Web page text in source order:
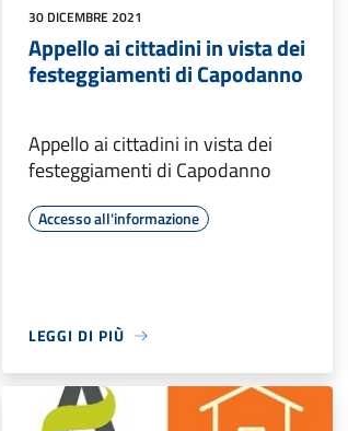
30 DICEMBRE 2021
Appello ai cittadini in vista dei
festeggiamenti di Capodanno
Appello ai cittadini in vista dei
festeggiamenti di Capodanno
Accesso all'informazione
LEGGI DI PIÙ